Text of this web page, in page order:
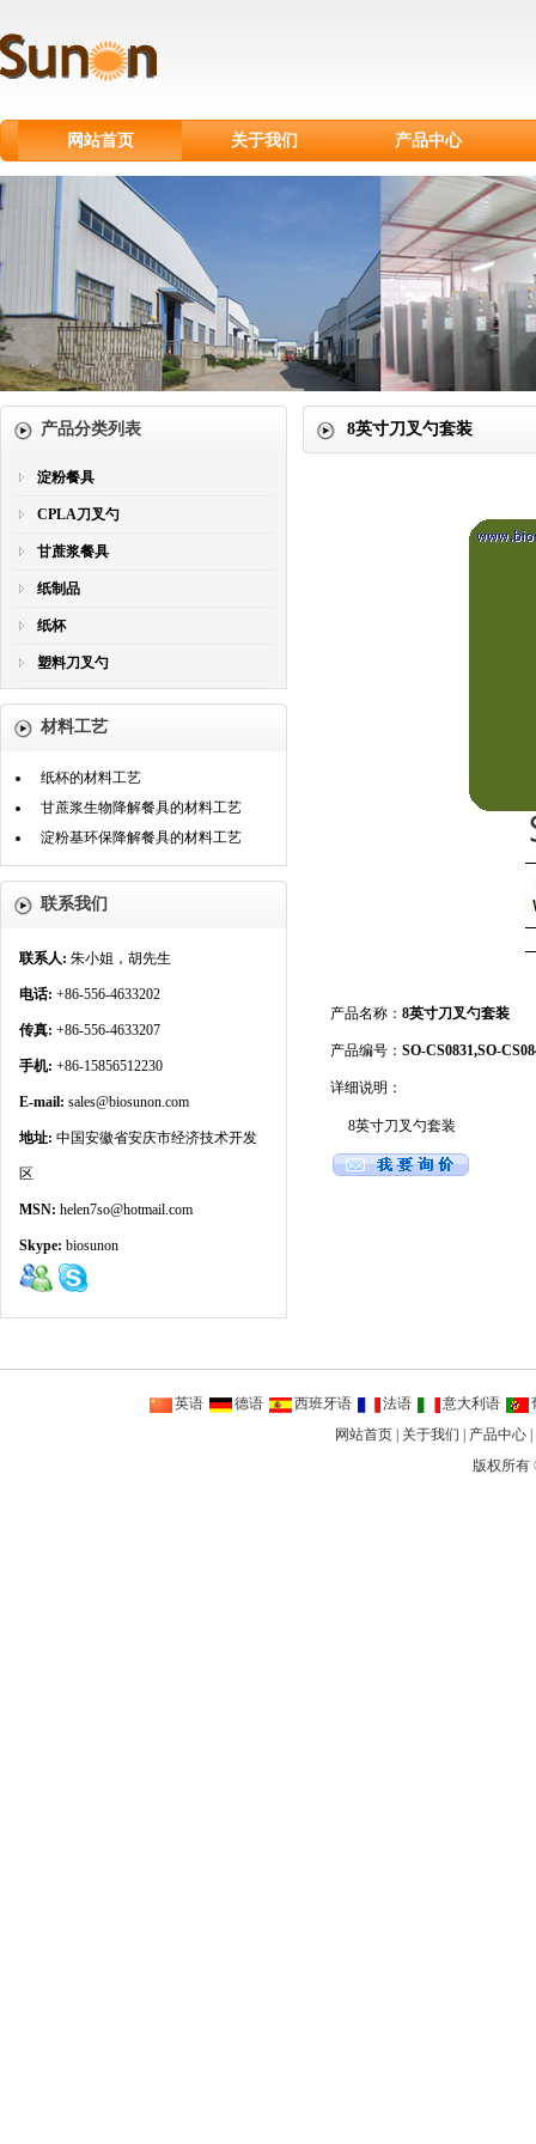
网站首页 关于我们 产品中心
淀粉餐具
CPLA刀叉勺
甘蔗浆餐具
纸制品
纸杯
塑料刀叉勺
产品分类列表
淀粉餐具
CPLA刀叉勺
甘蔗浆餐具
纸制品
纸杯
塑料刀叉勺
材料工艺
纸杯的材料工艺
甘蔗浆生物降解餐具的材料工艺
淀粉基环保降解餐具的材料工艺
联系我们
联系人: 朱小姐，胡先生
电话: +86-556-4633202
传真: +86-556-4633207
手机: +86-15856512230
E-mail: sales@biosunon.com
地址: 中国安徽省安庆市经济技术开发
区
MSN: helen7so@hotmail.com
Skype: biosunon
8英寸刀叉勺套装
产品名称：8英寸刀叉勺套装
产品编号：SO-CS0831,SO-
详细说明：
8英寸刀叉勺套装
英语 德语 西班牙语 法语 意大利语
网站首页
关于我们 产品中心
版权所有